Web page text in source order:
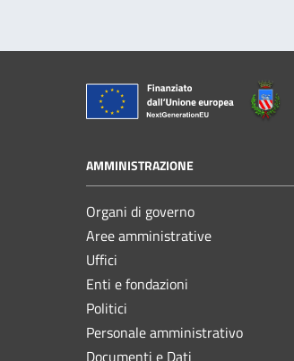
AMMINISTRAZIONE
Organi di governo
Aree amministrative
Uffici
Enti e fondazioni
Politici
Personale amministrativo